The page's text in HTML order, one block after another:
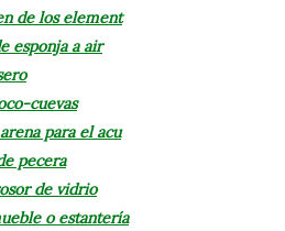
de los element
esponja a air
cuevas
para el acu
pecera
de vidrio
o estantería